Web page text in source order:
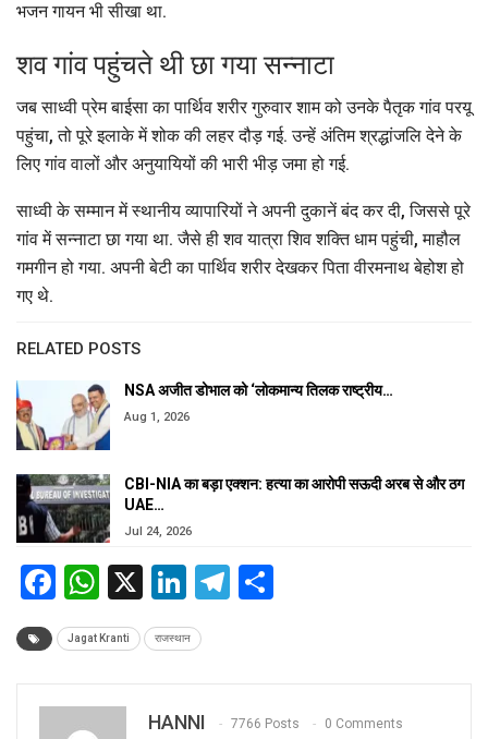
भजन गायन भी सीखा था.
शव गांव पहुंचते थी छा गया सन्नाटा
जब साध्वी प्रेम बाईसा का पार्थिव शरीर गुरुवार शाम को उनके पैतृक गांव परयू
पहुंचा, तो पूरे इलाके में शोक की लहर दौड़ गई. उन्हें अंतिम श्रद्धांजलि देने के
लिए गांव वालों और अनुयायियों की भारी भीड़ जमा हो गई.
साध्वी के सम्मान में स्थानीय व्यापारियों ने अपनी दुकानें बंद कर दी, जिससे पूरे
गांव में सन्नाटा छा गया था. जैसे ही शव यात्रा शिव शक्ति धाम पहुंची, माहौल
गमगीन हो गया. अपनी बेटी का पार्थिव शरीर देखकर पिता वीरमनाथ बेहोश हो
गए थे.
RELATED POSTS
NSA अजीत डोभाल को ‘लोकमान्य तिलक राष्ट्रीय…
Aug 1, 2026
CBI-NIA का बड़ा एक्शन: हत्या का आरोपी सऊदी अरब से और ठग
UAE…
Jul 24, 2026
Facebook
WhatsApp
X LinkedIn
Telegram
Jagat Kranti राजस्थान
HANNI 7766 Posts 0 Comments